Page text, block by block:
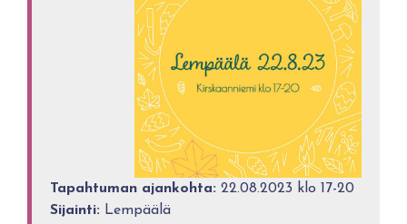
Tapahtuman ajankohta: 22.08.2023 klo 17-20
Sijainti: Lempäälä